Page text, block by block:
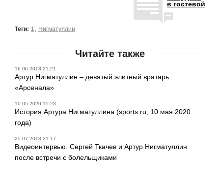
в гостевой
Теги: 1 Нигматуллин
Читайте также
16.06.2018 21:21
Артур Нигматуллин – девятый элитный вратарь
«Арсенала»
10.05.2020 15:23
История Артура Нигматуллина (sports.ru, 10 мая 2020
года)
25.07.2018 21:17
Видеоинтервью. Сергей Ткачев и Артур Нигматуллин
после встречи с болельщиками